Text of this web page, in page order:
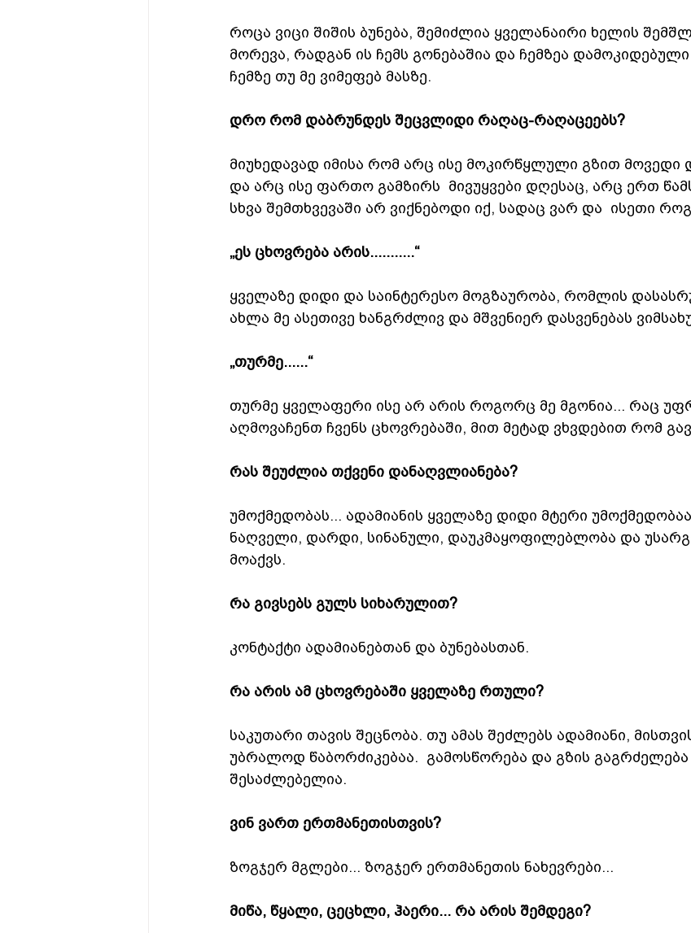
როცა ვიცი შიშის ბუნება, შემიძლია ყველანაირი ხელის
მორევა, რადგან ის ჩემს გონებაშია და ჩემზეა დამოკიდებული
ჩემზე თუ მე ვიმეფებ მასზე.
დრო რომ დაბრუნდეს შეცვლიდი რაღაც-რაღაცეებს?
მიუხედავად იმისა რომ არც ისე მოკირწყლული გზით
და არც ისე ფართო გამზირს  მივუყვები დღესაც, არც ერთ
სხვა შემთხვევაში არ ვიქნებოდი იქ, სადაც ვარ და  ისეთი
„ეს ცხოვრება არის...........“
ყველაზე დიდი და საინტერესო მოგზაურობა, რომლის
ახლა მე ასეთივე ხანგრძლივ და მშვენიერ დასვენებას
„თურმე......“
თურმე ყველაფერი ისე არ არის როგორც მე მგონია... რაც
აღმოვაჩენთ ჩვენს ცხოვრებაში, მით მეტად ვხვდებით რომ
რას შეუძლია თქვენი დანაღვლიანება?
უმოქმედობას... ადამიანის ყველაზე დიდი მტერი
ნაღველი, დარდი, სინანული, დაუკმაყოფილებლობა და
მოაქვს.
რა გივსებს გულს სიხარულით?
კონტაქტი ადამიანებთან და ბუნებასთან.
რა არის ამ ცხოვრებაში ყველაზე რთული?
საკუთარი თავის შეცნობა. თუ ამას შეძლებს ადამიანი,
უბრალოდ წაბორძიკებაა.  გამოსწორება და გზის
შესაძლებელია.
ვინ ვართ ერთმანეთისთვის?
ზოგჯერ მგლები... ზოგჯერ ერთმანეთის ნახევრები...
მიწა, წყალი, ცეცხლი, ჰაერი... რა არის შემდეგი?